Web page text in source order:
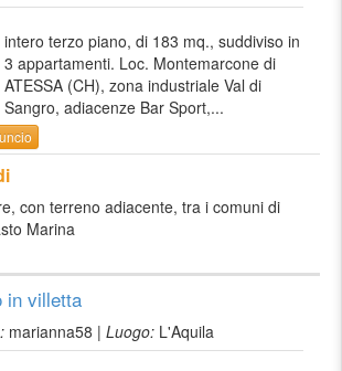
intero terzo piano, di 183 mq., suddiviso in
3 appartamenti. Loc. Montemarcone di
ATESSA (CH), zona industriale Val di
Sangro, adiacenze Bar Sport,...
con terreno adiacente, tra i comuni di
Marina
in villetta
marianna58 | Luogo: L'Aquila